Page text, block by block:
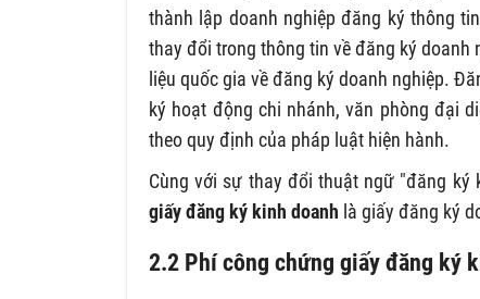
thành lập doanh nghiệp đăng ký thông
thay đổi trong thông tin về đăng ký
liệu quốc gia về đăng ký doanh nghiệp.
ký hoạt động chi nhánh, văn phòng đại
theo quy định của pháp luật hiện hành.
Cùng với sự thay đổi thuật ngữ "đăng ký
giấy đăng ký kinh doanh là giấy đăng ký
2.2 Phí công chứng giấy đăng ký